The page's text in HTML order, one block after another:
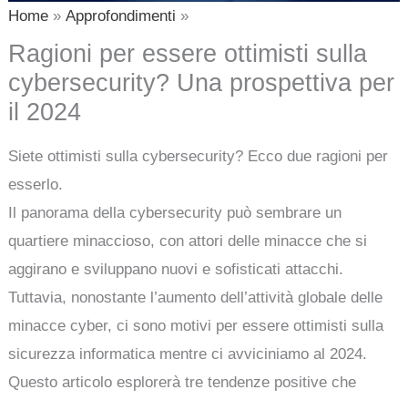
Home Approfondimenti
Ragioni per essere ottimisti sulla
cybersecurity? Una prospettiva per
il 2024
Siete ottimisti sulla cybersecurity? Ecco due ragioni per
esserlo.
Il panorama della cybersecurity può sembrare un
quartiere minaccioso, con attori delle minacce che si
aggirano e sviluppano nuovi e sofisticati attacchi.
Tuttavia, nonostante l’aumento dell’attività globale delle
minacce cyber, ci sono motivi per essere ottimisti sulla
sicurezza informatica mentre ci avviciniamo al 2024.
Questo articolo esplorerà tre tendenze positive che